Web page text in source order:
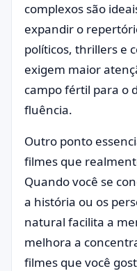
complexos são
expandir o
políticos, thrillers e
exigem maior
campo fértil para o
fluência.
Outro ponto
filmes que
Quando você se
a história ou os
natural facilita a
melhora a
filmes que você